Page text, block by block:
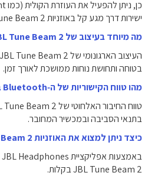
ישירות דרך מגע קל באוזניות JBL Tune Beam 2.
מה מיוחד בעיצוב של JBL Tune Beam 2?
בטוחה ותחושת נוחות ממושכת לאורך זמן.
מהו טווח הקישוריות של ה‑Bluetooth באוזניות JBL Tune Beam 2?
בתנאי הסביבה ובמכשיר המחובר.
כיצד ניתן למצוא את האוזניות JBL Tune Beam 2 במקרה שאבדו?
JBL Tune Beam 2 בקלות.